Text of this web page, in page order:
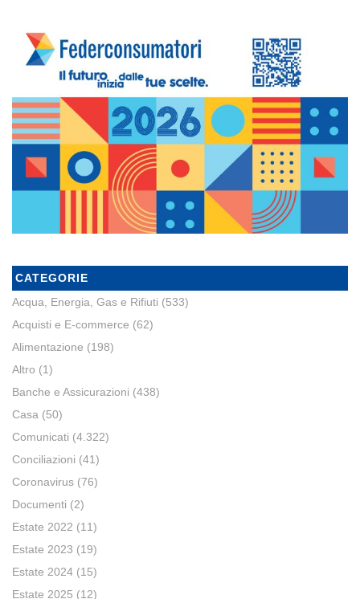
CATEGORIE
Acqua, Energia, Gas e Rifiuti (533)
Acquisti e E-commerce (62)
Alimentazione (198)
Altro (1)
Banche e Assicurazioni (438)
Casa (50)
Comunicati (4.322)
Conciliazioni (41)
Coronavirus (76)
Documenti (2)
Estate 2022 (11)
Estate 2023 (19)
Estate 2024 (15)
Estate 2025 (12)